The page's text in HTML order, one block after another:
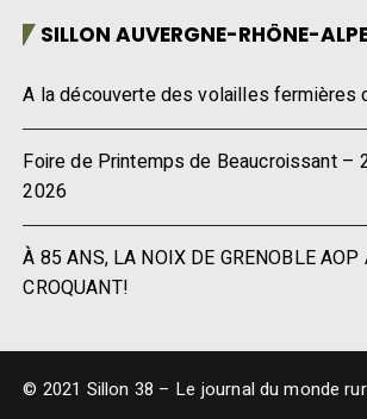
SILLON AUVERGNE-RHÔNE-
A la découverte des volailles fermières
Foire de Printemps de Beaucroissant –
2026
À 85 ANS, LA NOIX DE GRENOBLE AOP
CROQUANT!
© 2021 Sillon 38 – Le journal du monde